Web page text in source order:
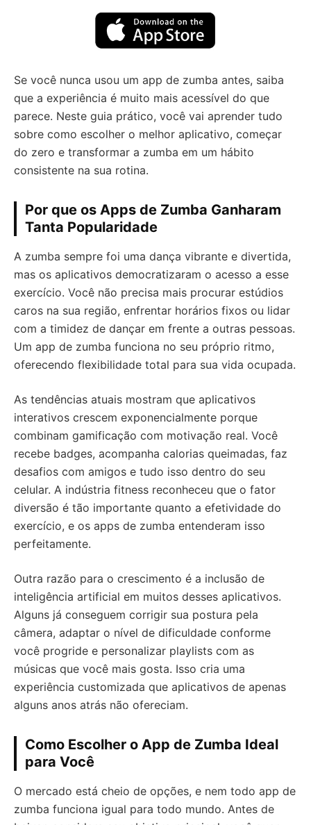
Se você nunca usou um app de zumba antes, saiba
que a experiência é muito mais acessível do que
parece. Neste guia prático, você vai aprender tudo
sobre como escolher o melhor aplicativo, começar
do zero e transformar a zumba em um hábito
consistente na sua rotina.
Por que os Apps de Zumba Ganharam
Tanta Popularidade
A zumba sempre foi uma dança vibrante e divertida,
mas os aplicativos democratizaram o acesso a esse
exercício. Você não precisa mais procurar estúdios
caros na sua região, enfrentar horários fixos ou lidar
com a timidez de dançar em frente a outras pessoas.
Um app de zumba funciona no seu próprio ritmo,
oferecendo flexibilidade total para sua vida ocupada.
As tendências atuais mostram que aplicativos
interativos crescem exponencialmente porque
combinam gamificação com motivação real. Você
recebe badges, acompanha calorias queimadas, faz
desafios com amigos e tudo isso dentro do seu
celular. A indústria fitness reconheceu que o fator
diversão é tão importante quanto a efetividade do
exercício, e os apps de zumba entenderam isso
perfeitamente.
Outra razão para o crescimento é a inclusão de
inteligência artificial em muitos desses aplicativos.
Alguns já conseguem corrigir sua postura pela
câmera, adaptar o nível de dificuldade conforme
você progride e personalizar playlists com as
músicas que você mais gosta. Isso cria uma
experiência customizada que aplicativos de apenas
alguns anos atrás não ofereciam.
Como Escolher o App de Zumba Ideal
para Você
O mercado está cheio de opções, e nem todo app de
zumba funciona igual para todo mundo. Antes de